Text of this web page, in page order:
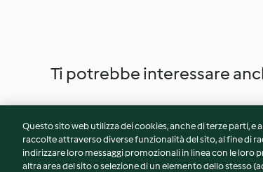
Ti potrebbe interessare
Questo sito web utilizza dei cookies, anche di terze parti,
raccolte attraverso diverse funzionalità del sito, al fine di
indirizzare loro messaggi promozionali in linea con le loro
altra area del sito o selezione di un elemento dello stesso